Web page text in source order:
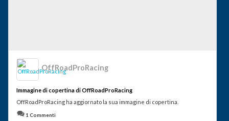
OffRoadProRacing
Immagine di copertina di OffRoadProRacing
OffRoadProRacing ha aggiornato la sua immagine di copertina.
1 Commenti